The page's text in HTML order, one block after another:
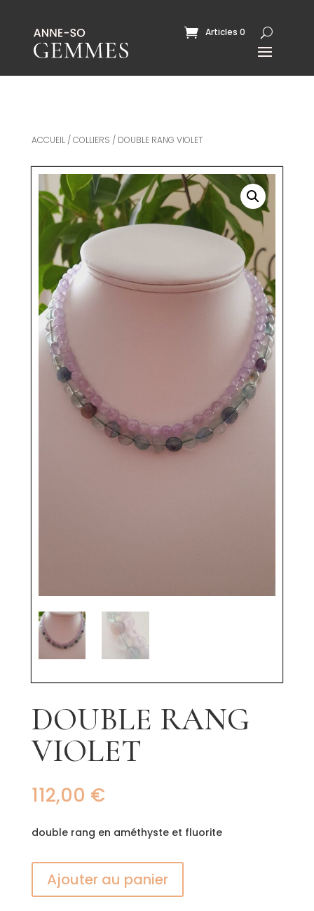
Articles 0
ACCUEIL/COLLIERS / DOUBLE RANG VIOLET
DOUBLE RANG
VIOLET
112,00 €
double rang en améthyste et fluorite
Ajouter au panier